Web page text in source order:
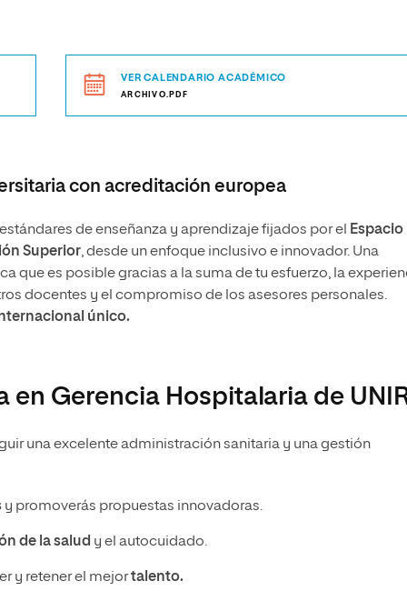
VER CALENDARIO ACADÉMICO
ARCHIVO.PDF
con acreditación europea
de enseñanza y aprendizaje fijados por el
Espacio
Superior, desde un enfoque inclusivo e innovador. Una
que es posible gracias a la suma de tu esfuerzo, la
docentes y el compromiso de los asesores personales.
único.
en Gerencia Hospitalaria de
una excelente administración sanitaria y una gestión
y promoverás propuestas innovadoras.
de la salud y el autocuidado.
y retener el mejortalento.